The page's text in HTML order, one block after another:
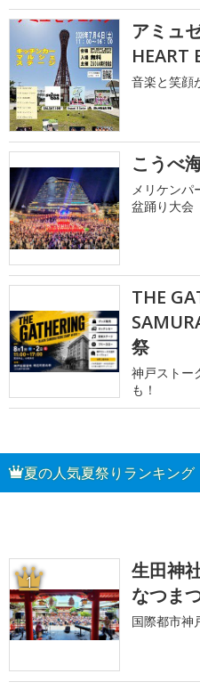
アミュ
HEART
音楽と笑顔
こうべ
メリケンパ
盆踊り大会
THE
祭
神戸ストー
も！
夏の人気夏祭りランキング
1
生田神
なつま
国際都市神